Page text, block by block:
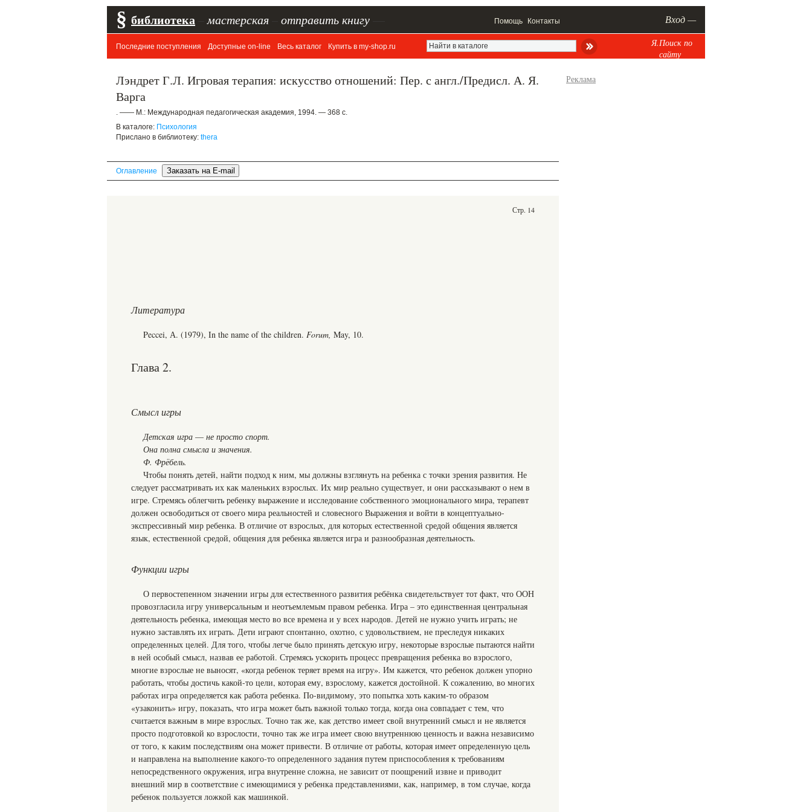
§ библиотека мастерская отправить книгу Помощь Контакты Вход —
Последние поступления Доступные on-line Весь каталог Купить в my-shop.ru
Я.Поиск по
сайту
Лэндрет Г.Л. Игровая терапия: искусство отношений: Пер. с англ./Предисл. А. Я.
Варга
. —— М.: Международная педагогическая академия, 1994. — 368 с.
В каталоге: Психология
Прислано в библиотеку: thera
Оглавление
Стр. 14
Литература
Peccei, А. (1979), In the name of the children. Forum, May, 10.
Глава 2.
Смысл игры
Детская игра — не просто спорт.
Она полна смысла и значения.
Ф. Фрёбель.
Чтобы понять детей, найти подход к ним, мы должны взглянуть на ребенка с точки зрения развития. Не
следует рассматривать их как маленьких взрослых. Их мир реально существует, и они рассказывают о нем в
игре. Стремясь облегчить ребенку выражение и исследование собственного эмоционального мира, терапевт
должен освободиться от своего мира реальностей и словесного Выражения и войти в концептуально-
экспрессивный мир ребенка. В отличие от взрослых, для которых естественной средой общения является
язык, естественной средой, общения для ребенка является игра и разнообразная деятельность.
Функции игры
О первостепенном значении игры для естественного развития ребёнка свидетельствует тот факт, что ООН
провозгласила игру универсальным и неотъемлемым правом ребенка. Игра – это единственная центральная
деятельность ребенка, имеющая место во все времена и у всех народов. Детей не нужно учить играть; не
нужно заставлять их играть. Дети играют спонтанно, охотно, с удовольствием, не преследуя никаких
определенных целей. Для того, чтобы легче было принять детскую игру, некоторые взрослые пытаются найти
в ней особый смысл, назвав ее работой. Стремясь ускорить процесс превращения ребенка во взрослого,
многие взрослые не выносят, «когда ребенок теряет время на игру». Им кажется, что ребенок должен упорно
работать, чтобы достичь какой-то цели, которая ему, взрослому, кажется достойной. К сожалению, во многих
работах игра определяется как работа ребенка. По-видимому, это попытка хоть каким-то образом
«узаконить» игру, показать, что игра может быть важной только тогда, когда она совпадает с тем, что
считается важным в мире взрослых. Точно так же, как детство имеет свой внутренний смысл и не является
просто подготовкой ко взрослости, точно так же игра имеет свою внутреннюю ценность и важна независимо
от того, к каким последствиям она может привести. В отличие от работы, которая имеет определенную цель
и направлена на выполнение какого-то определенного задания путем приспособления к требованиям
непосредственного окружения, игра внутренне сложна, не зависит от поощрений извне и приводит
внешний мир в соответствие с имеющимися у ребенка представлениями, как, например, в том случае, когда
ребенок пользуется ложкой как машинкой.
Реклама